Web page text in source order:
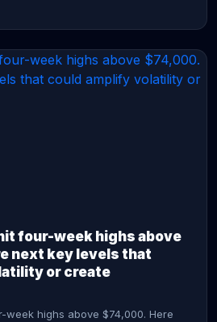
four-week highs above
next key levels that
or create
week highs above $74,000. Here